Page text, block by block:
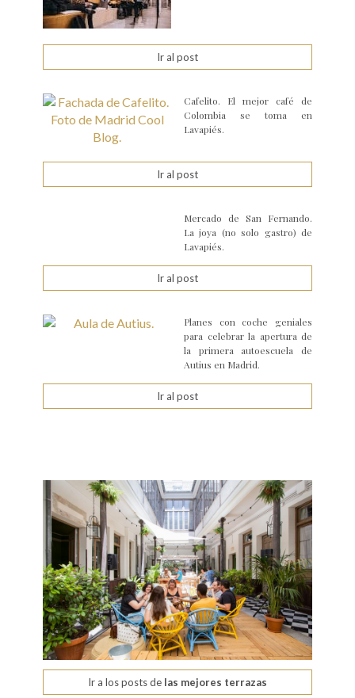
Ir al post
Cafelito. El mejor café de
Colombia se toma en
Lavapiés.
Ir al post
Mercado de San Fernando.
La joya (no solo gastro) de
Lavapiés.
Ir al post
Planes con coche geniales
para celebrar la apertura de
la primera autoescuela de
Autius en Madrid.
Ir al post
Ir a los posts de las mejores terrazas